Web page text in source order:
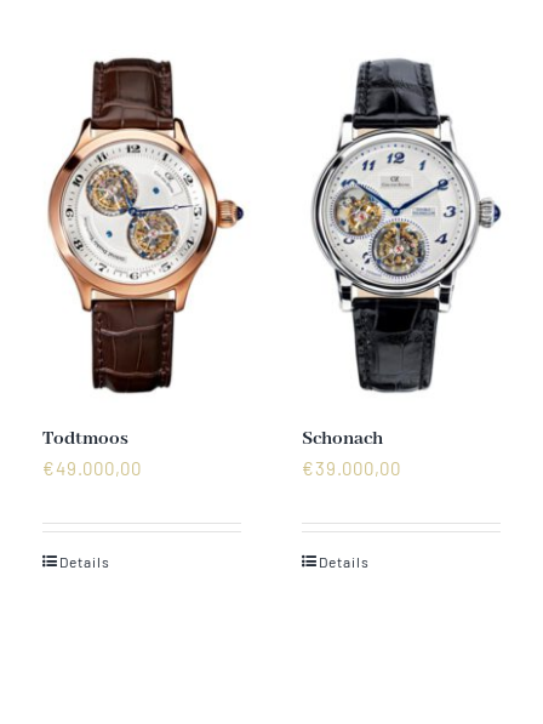
Tourbillons
Vertrag widerrufen
Todtmoos
€49.000,00
Details
Schonach
€39.000,00
Details